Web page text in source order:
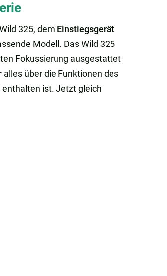
325, dem Einstiegsgerät
Modell. Das Wild 325
Fokussierung ausgestattet
über die Funktionen des
ist. Jetzt gleich